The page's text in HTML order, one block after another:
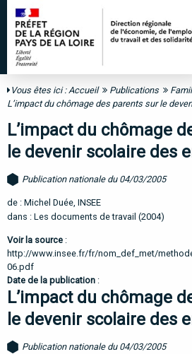
Vous êtes ici :Accueil Publications
L’impact du chômage des parents sur le
L’impact du chômage
le devenir scolaire des
Publication nationale du 04/03/2005
de : Michel Duée, INSEE
dans : Les documents de travail (2004)
Voir la source :
http://www.insee.fr/fr/nom_def_met/
06.pdf
Date de la publication :
L’impact du chômage
le devenir scolaire des
Publication nationale du 04/03/2005